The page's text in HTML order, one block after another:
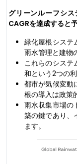
グリーンルーフシ
CAGRを達成すると
緑化屋根システ
雨水管理と建物
これらのシステ
和という2つの
都市が気候変動
根の導入は政策
雨水収集市場の
築の鍵であり、
ます。